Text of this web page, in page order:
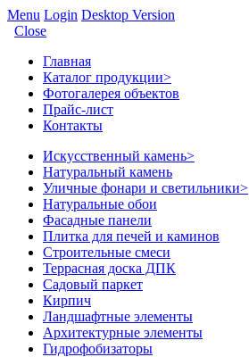
Menu Login Desktop Version
Close
Главная
Каталог продукции>
Фотогалерея объектов
Прайс-лист
Контакты
Искусственный камень>
Натуральный камень
Уличные фонари и светильники>
Натуральные обои
Фасадные панели
Плитка для печей и каминов
Строительные смеси
Террасная доска ДПК
Садовый паркет
Кирпич
Ландшафтные элементы
Архитектурные элементы
Гидрофобизаторы